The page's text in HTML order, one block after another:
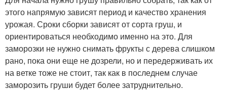
этого напрямую зависят период и качество хранения
урожая. Сроки сборки зависят от сорта груш, и
ориентироваться необходимо именно на это. Для
заморозки не нужно снимать фрукты с дерева слишком
рано, пока они еще не дозрели, но и передерживать их
на ветке тоже не стоит, так как в последнем случае
заморозить груши будет более затруднительно.